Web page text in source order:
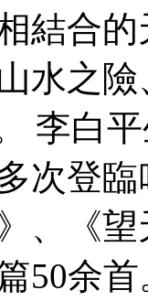
結合
水之
李白
次登
、《
50余